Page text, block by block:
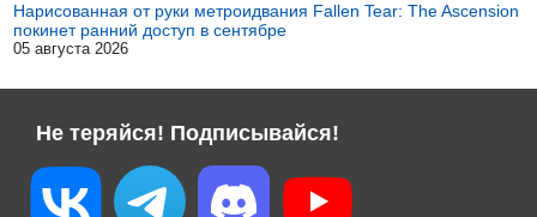
Нарисованная от руки метроидвания Fallen Tear: The Ascension
покинет ранний доступ в сентябре
05 августа 2026
Не теряйся! Подписывайся!